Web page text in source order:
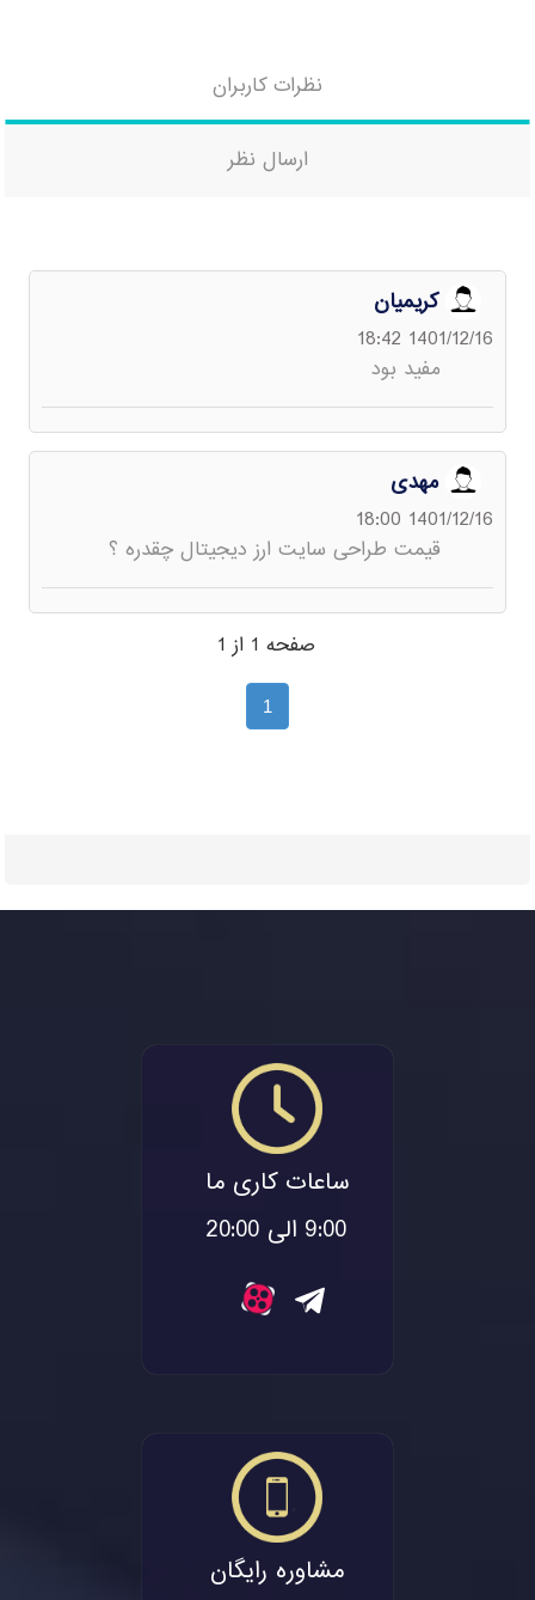
نظرات کاربران
ارسال نظر
کریمیان
1401/12/16 18:42
مفید بود
مهدی
1401/12/16 18:00
قیمت طراحی سایت ارز دیجیتال چقدره ؟
صفحه 1 از 1
1
ساعات کاری ما
9:00 الی 20:00
مشاوره رایگان